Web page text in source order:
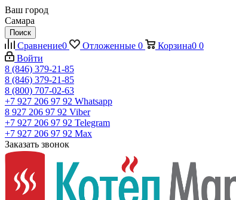
Ваш город
Самара
Поиск
Сравнение0 Отложенные 0 Корзина0 0
Войти
8 (846) 379-21-85
8 (846) 379-21-85
8 (800) 707-02-63
+7 927 206 97 92 Whatsapp
8 927 206 97 92 Viber
+7 927 206 97 92 Telegram
+7 927 206 97 92 Max
Заказать звонок